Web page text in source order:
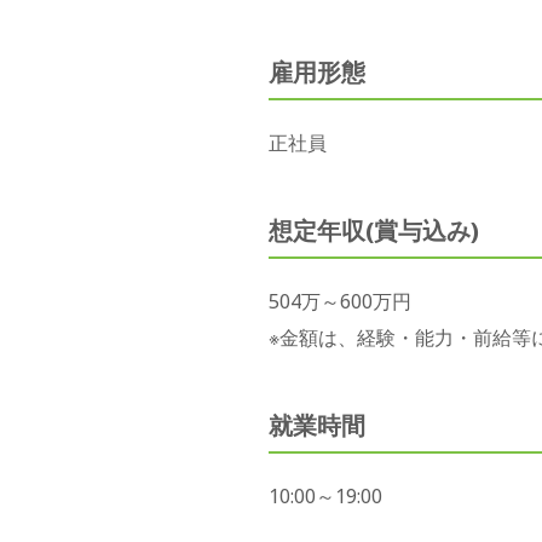
雇用形態
正社員
想定年収(賞与込み)
504万～600万円
※金額は、経験・能力・前給等
就業時間
10:00～19:00